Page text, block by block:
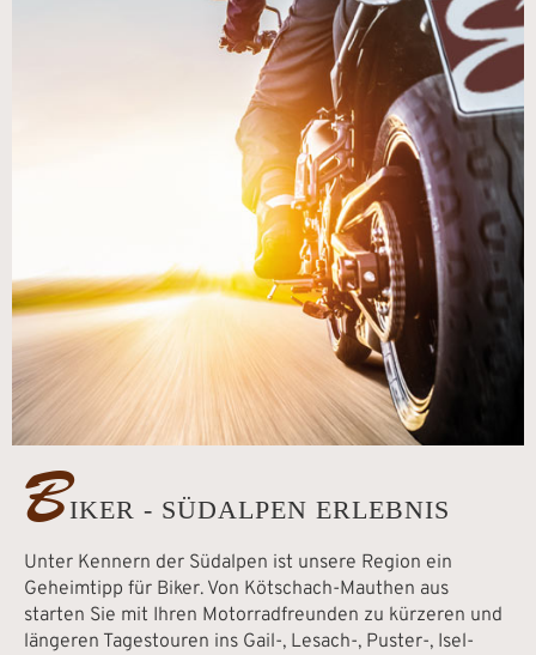
BIKER - SÜDALPEN ERLEBNIS
Unter Kennern der Südalpen ist unsere Region ein
Geheimtipp für Biker. Von Kötschach-Mauthen aus
starten Sie mit Ihren Motorradfreunden zu kürzeren und
längeren Tagestouren ins Gail-, Lesach-, Puster-, Isel-